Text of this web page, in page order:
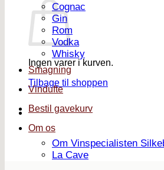
Ingen varer i kurven.
Tilbage til shoppen
Cognac
Gin
Rom
Vodka
Whisky
Smagning
Vindufte
Bestil gavekurv
Om os
Om Vinspecialisten
La Cave